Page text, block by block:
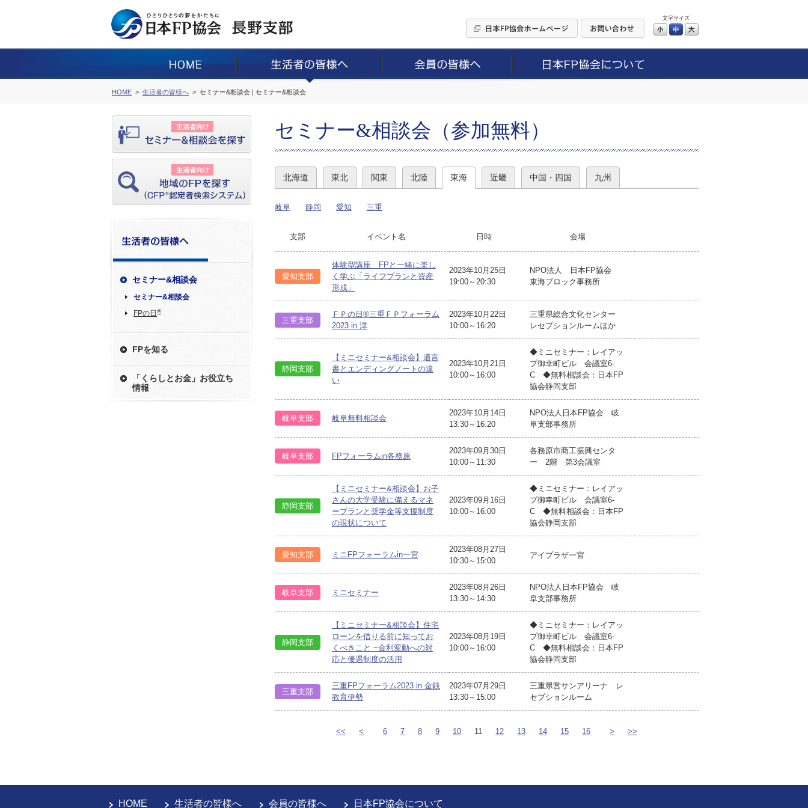
文字サイズ
小 中
HOME 生活者の皆様へ セミナー&相談会 | セミナー&相談会
セミナー&相談会
セミナー&相談会
FPの日 ®
FPを知る
「くらしとお金」お役立ち
情報
セミナー&相談会（参加無料）
北海道 東北 関東 北陸 東海 近畿 中国・四国 九州
岐阜 静岡 愛知 三重
支部 イベント名 日時 会場
愛知支部
体験型講座 FPと一緒に楽し
く学ぶ「ライフプランと資産
形成」
2023年10月25日
19:00～20:30
NPO法人 日本FP協会
東海ブロック事務所
三重支部
ＦＰの日®三重ＦＰフォーラム
2023 in 津
2023年10月22日
10:00～16:20
三重県総合文化センター
レセプションルームほか
静岡支部
【ミニセミナー&相談会】遺言
書とエンディングノートの違
い
2023年10月21日
10:00～16:00
◆ミニセミナー：レイアッ
プ御幸町ビル 会議室6-
C ◆無料相談会：日本FP
協会静岡支部
岐阜支部 岐阜無料相談会
2023年10月14日
13:30～16:20
NPO法人日本FP協会 岐
阜支部事務所
岐阜支部 FPフォーラムin各務原
2023年09月30日
10:00～11:30
各務原市商工振興センタ
ー 2階 第3会議室
静岡支部
【ミニセミナー&相談会】お子
さんの大学受験に備えるマネ
ープランと奨学金等支援制度
の現状について
2023年09月16日
10:00～16:00
◆ミニセミナー：レイアッ
プ御幸町ビル 会議室6-
C ◆無料相談会：日本FP
協会静岡支部
愛知支部 ミニFPフォーラムin一宮
2023年08月27日
10:30～15:00
アイプラザ一宮
岐阜支部 ミニセミナー
2023年08月26日
13:30～14:30
NPO法人日本FP協会 岐
阜支部事務所
静岡支部
【ミニセミナー&相談会】住宅
ローンを借りる前に知ってお
くべきこと −金利変動への対
応と優遇制度の活用
2023年08月19日
10:00～16:00
◆ミニセミナー：レイアッ
プ御幸町ビル 会議室6-
C ◆無料相談会：日本FP
協会静岡支部
三重支部
三重FPフォーラム2023 in 金銭
教育伊勢
2023年07月29日
13:30～15:00
三重県営サンアリーナ レ
セプションルーム
<< < 6 7 8 9 10 11 12 13 14 15 16 > >>
HOME 生活者の皆様へ 会員の皆様へ 日本FP協会について